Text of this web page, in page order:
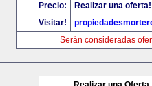
Precio:
Realizar una oferta!
Visitar!
Serán consideradas